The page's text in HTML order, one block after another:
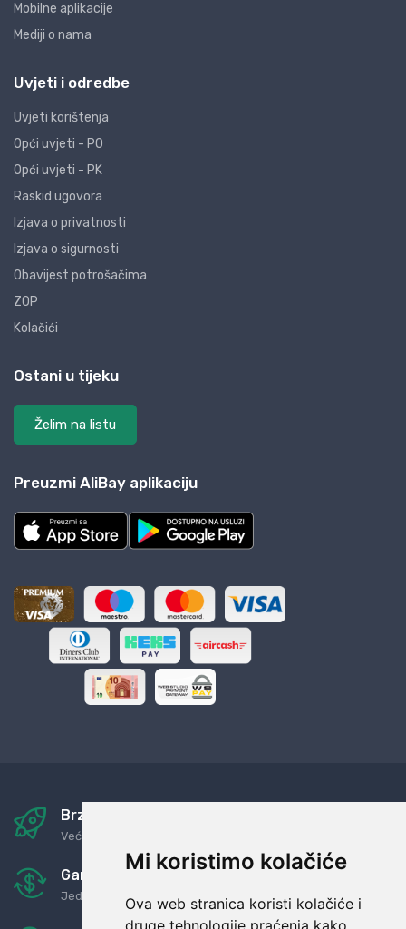
Mi koristimo kolačiće
Ova web stranica koristi kolačiće i
druge tehnologije praćenja kako
Mobilne aplikacije
Mediji o nama
Uvjeti i odredbe
Uvjeti korištenja
Opći uvjeti - PO
Opći uvjeti - PK
Raskid ugovora
Izjava o privatnosti
Izjava o sigurnosti
Obavijest potrošačima
ZOP
Kolačići
Ostani u tijeku
Želim na listu
Preuzmi AliBay aplikaciju
Brza i sigurna dostava
Već za nekoliko dana kod vas
Garancija u povrat novaca
Jednostavno pravilo: Roba za novac